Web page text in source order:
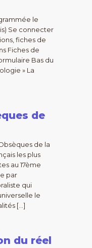
le
Se connecter
fiches de
Fiches de
Bas du
» La
de
de la
les plus
au 17ème
par
qui
le
[…]
du réel